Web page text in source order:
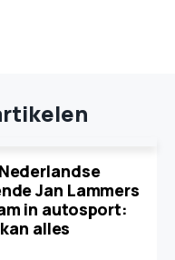
Jan Lammers
in autosport:
alles